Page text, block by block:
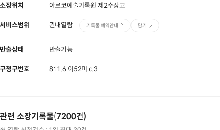
소장위치 아르코예술기록원 제2수장고
서비스범위 관내열람 기록물 예약안내 담기
반출상태 반출가능
구청구번호 811.6 이52미 c.3
관련 소장기록물(7200건)